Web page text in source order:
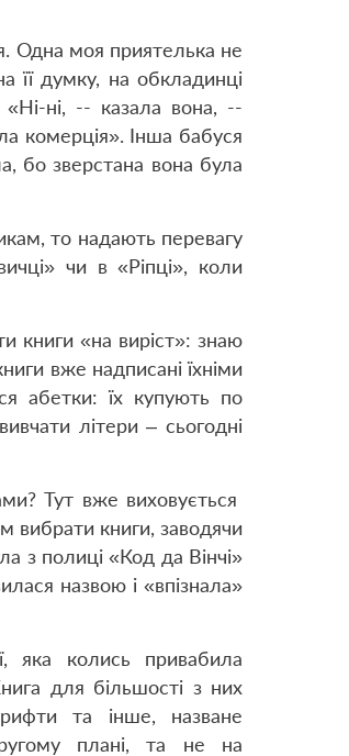
Одна моя приятелька не
її думку, на обкладинці
«Ні-ні, -- казала вона, --
комерція». Інша бабуся
бо зверстана вона була
то надають перевагу
чи в «Ріпці», коли
книги «на виріст»: знаю
вже надписані їхніми
абетки: їх купують по
літери – сьогодні
Тут вже виховується
вибрати книги, заводячи
з полиці «Код да Вінчі»
назвою і «впізнала»
яка колись привабила
для більшості з них
та інше, назване
плані, та не на